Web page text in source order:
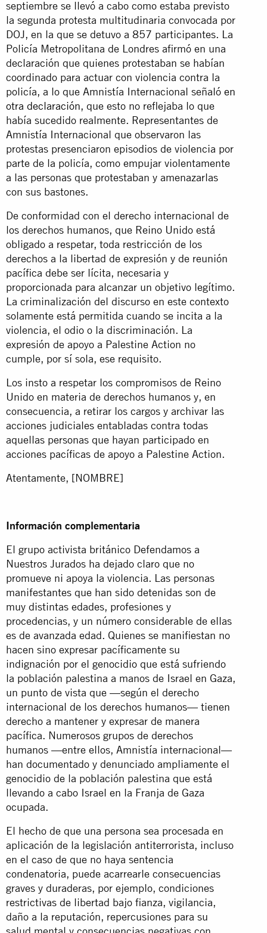
septiembre se llevó a cabo como estaba previsto
la segunda protesta multitudinaria convocada por
DOJ, en la que se detuvo a 857 participantes. La
Policía Metropolitana de Londres afirmó en una
declaración que quienes protestaban se habían
coordinado para actuar con violencia contra la
policía, a lo que Amnistía Internacional señaló en
otra declaración, que esto no reflejaba lo que
había sucedido realmente. Representantes de
Amnistía Internacional que observaron las
protestas presenciaron episodios de violencia por
parte de la policía, como empujar violentamente
a las personas que protestaban y amenazarlas
con sus bastones.
De conformidad con el derecho internacional de
los derechos humanos, que Reino Unido está
obligado a respetar, toda restricción de los
derechos a la libertad de expresión y de reunión
pacífica debe ser lícita, necesaria y
proporcionada para alcanzar un objetivo legítimo.
La criminalización del discurso en este contexto
solamente está permitida cuando se incita a la
violencia, el odio o la discriminación. La
expresión de apoyo a Palestine Action no
cumple, por sí sola, ese requisito.
Los insto a respetar los compromisos de Reino
Unido en materia de derechos humanos y, en
consecuencia, a retirar los cargos y archivar las
acciones judiciales entabladas contra todas
aquellas personas que hayan participado en
acciones pacíficas de apoyo a Palestine Action.
Atentamente, [NOMBRE]
Información complementaria
El grupo activista británico Defendamos a
Nuestros Jurados ha dejado claro que no
promueve ni apoya la violencia. Las personas
manifestantes que han sido detenidas son de
muy distintas edades, profesiones y
procedencias, y un número considerable de ellas
es de avanzada edad. Quienes se manifiestan no
hacen sino expresar pacíficamente su
indignación por el genocidio que está sufriendo
la población palestina a manos de Israel en Gaza,
un punto de vista que —según el derecho
internacional de los derechos humanos— tienen
derecho a mantener y expresar de manera
pacífica. Numerosos grupos de derechos
humanos —entre ellos, Amnistía internacional—
han documentado y denunciado ampliamente el
genocidio de la población palestina que está
llevando a cabo Israel en la Franja de Gaza
ocupada.
El hecho de que una persona sea procesada en
aplicación de la legislación antiterrorista, incluso
en el caso de que no haya sentencia
condenatoria, puede acarrearle consecuencias
graves y duraderas, por ejemplo, condiciones
restrictivas de libertad bajo fianza, vigilancia,
daño a la reputación, repercusiones para su